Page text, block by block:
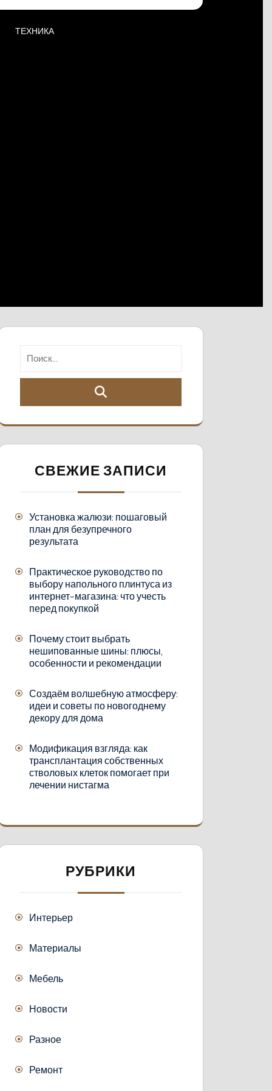
ТЕХНИКА
СВЕЖИЕ ЗАПИСИ
Установка жалюзи: пошаговый
план для безупречного
результата
Практическое руководство по
выбору напольного плинтуса из
интернет-магазина: что учесть
перед покупкой
Почему стоит выбрать
нешипованные шины: плюсы,
особенности и рекомендации
Создаём волшебную атмосферу:
идеи и советы по новогоднему
декору для дома
Модификация взгляда: как
трансплантация собственных
стволовых клеток помогает при
лечении нистагма
РУБРИКИ
Интерьер
Материалы
Мебель
Новости
Разное
Ремонт